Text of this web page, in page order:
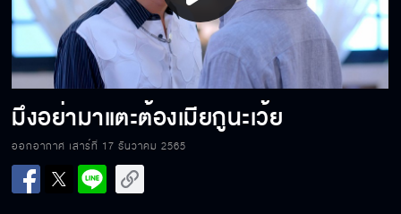
Video
มึงอย่ามาแตะต้องเมียกูนะเว้ย
ออกอากาศ เสาร์ที่ 17 ธันวาคม 2565
พูดความจริงเดี๋ยวนี้
นายไม่ใช่ กั๊ต คนที่ฉันเคยรู้จัก หรือฉันไม่เคยรู้จัก
นายกันแน่